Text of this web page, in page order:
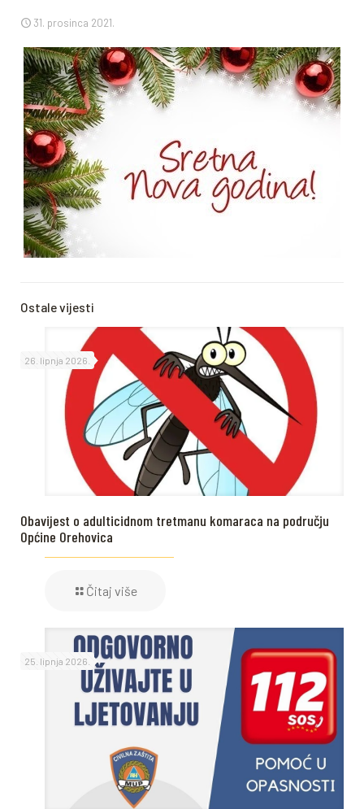
31. prosinca 2021.
Ostale vijesti
26. lipnja 2026.
Obavijest o adulticidnom tretmanu komaraca na području
Općine Orehovica
Čitaj više
25. lipnja 2026.